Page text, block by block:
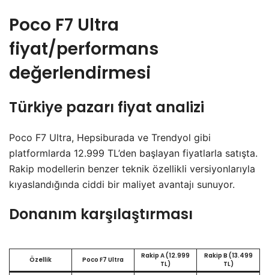
Poco F7 Ultra
fiyat/performans
değerlendirmesi
Türkiye pazarı fiyat analizi
Poco F7 Ultra, Hepsiburada ve Trendyol gibi
platformlarda 12.999 TL’den başlayan fiyatlarla satışta.
Rakip modellerin benzer teknik özellikli versiyonlarıyla
kıyaslandığında ciddi bir maliyet avantajı sunuyor.
Donanım karşılaştırması
Özellik Poco F7 Ultra
Rakip A (12.999
TL)
Rakip B (13.499
TL)